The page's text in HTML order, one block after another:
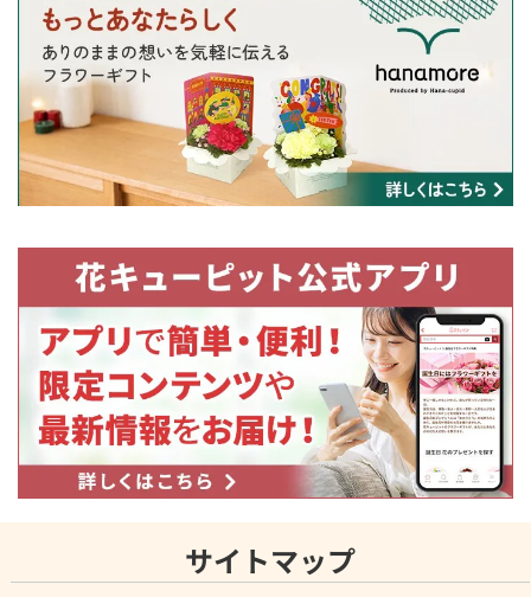
海外用・お問い合わせフォームへ
【法人のお客様】
国内用・お問い合わせフォームへ
物流事情の影響によるお届けについて
・一部の商品において、商品内容の変更をさせていただきお届けする場合がござ
います。ご注文いただきましたお花の色合いに合わせた花店のおすすめ商品をお
届けいたします。
何卒ご理解いただきますようお願い申し上げます。
大切なお客様に鮮度の良いお花をお届けする為に
より良い鮮度のお花をお届けするために、お客様のご理解・ご協力をお願いいた
します。
サイトマップ